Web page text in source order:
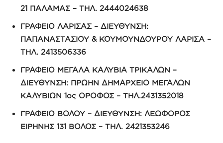
21 ΠΑΛΑΜΑΣ – ΤΗΛ. 2444024638
ΓΡΑΦΕΙΟ ΛΑΡΙΣΑΣ – ΔΙΕΥΘΥΝΣΗ:
ΠΑΠΑΝΑΣΤΑΣΙΟΥ & ΚΟΥΜΟΥΝΔΟΥΡΟΥ ΛΑΡΙΣΑ –
ΤΗΛ. 2413506336
ΓΡΑΦΕΙΟ ΜΕΓΑΛΑ ΚΑΛΥΒΙΑ ΤΡΙΚΑΛΩΝ –
ΔΙΕΥΘΥΝΣΗ: ΠΡΩΗΝ ΔΗΜΑΡΧΕΙΟ ΜΕΓΑΛΩΝ
ΚΑΛΥΒΙΩΝ 1ος ΟΡΟΦΟΣ – ΤΗΛ.2431352018
ΓΡΑΦΕΙΟ ΒΟΛΟΥ – ΔΙΕΥΘΥΝΣΗ: ΛΕΩΦΟΡΟΣ
ΕΙΡΗΝΗΣ 131 ΒΟΛΟΣ – ΤΗΛ. 2421353246